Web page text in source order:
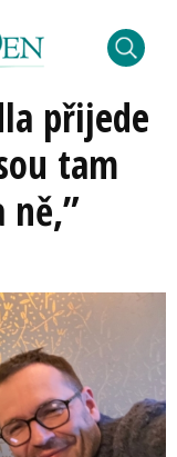
přijede
tam